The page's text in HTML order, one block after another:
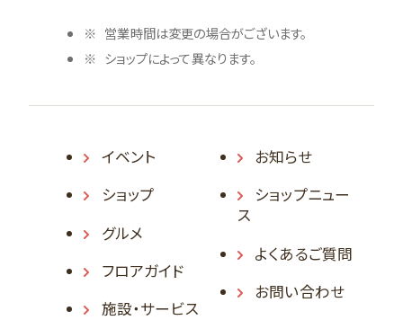
営業時間は変更の場合がございます。
ショップによって異なります。
イベント
ショップ
グルメ
フロアガイド
施設・サービス
お知らせ
ショップニュー
ス
よくあるご質問
お問い合わせ